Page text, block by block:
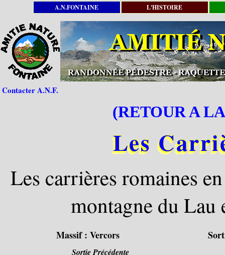
A.N.FONTAINE L'HISTOIRE
Contacter A.N.F.
(RETOUR A
Les
Les carrières romaines
montagne du Lau
Massif : Vercors
Sortie Précédente